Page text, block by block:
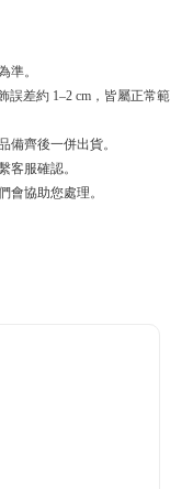
準。
誤差約 1–2 cm，皆屬正常範
齊後一併出貨。
客服確認。
會協助您處理。